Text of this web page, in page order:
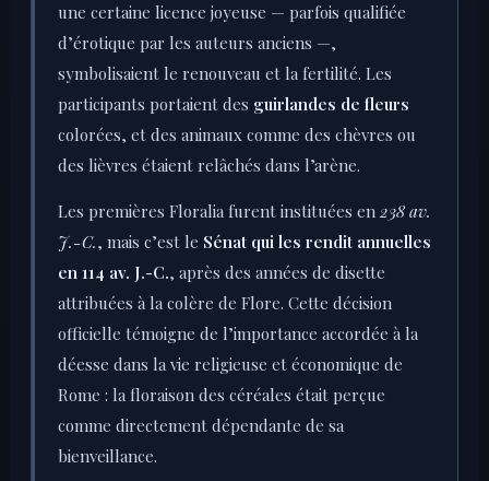
une certaine licence joyeuse — parfois qualifiée
d’érotique par les auteurs anciens —,
symbolisaient le renouveau et la fertilité. Les
participants portaient des guirlandes de fleurs
colorées, et des animaux comme des chèvres ou
des lièvres étaient relâchés dans l’arène.
Les premières Floralia furent instituées en 238 av.
J.-C., mais c’est le Sénat qui les rendit annuelles
en 114 av. J.-C., après des années de disette
attribuées à la colère de Flore. Cette décision
officielle témoigne de l’importance accordée à la
déesse dans la vie religieuse et économique de
Rome : la floraison des céréales était perçue
comme directement dépendante de sa
bienveillance.